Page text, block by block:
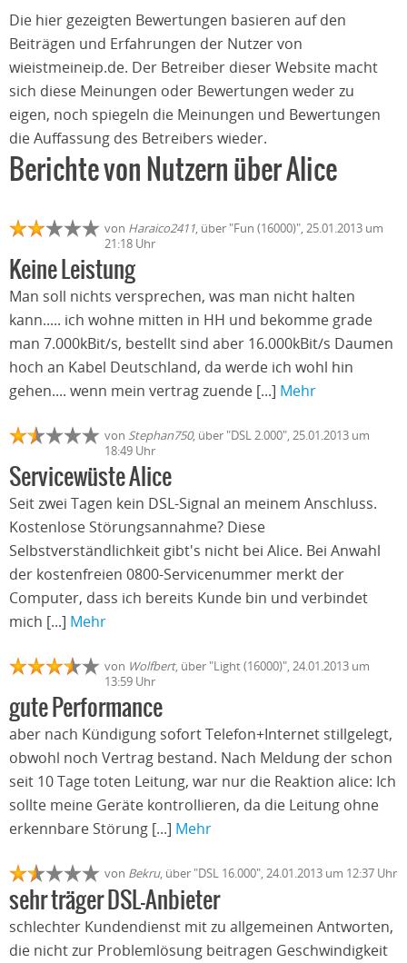
Die hier gezeigten Bewertungen basieren auf den
Beiträgen und Erfahrungen der Nutzer von
wieistmeineip.de. Der Betreiber dieser Website macht
sich diese Meinungen oder Bewertungen weder zu
eigen, noch spiegeln die Meinungen und Bewertungen
die Auffassung des Betreibers wieder.
Berichte von Nutzern über Alice
von Haraico2411, über "Fun (16000)", 25.01.2013 um
21:18 Uhr
Keine Leistung
Man soll nichts versprechen, was man nicht halten
kann..... ich wohne mitten in HH und bekomme grade
man 7.000kBit/s, bestellt sind aber 16.000kBit/s Daumen
hoch an Kabel Deutschland, da werde ich wohl hin
gehen.... wenn mein vertrag zuende [...] Mehr
von Stephan750, über "DSL 2.000", 25.01.2013 um
18:49 Uhr
Servicewüste Alice
Seit zwei Tagen kein DSL-Signal an meinem Anschluss.
Kostenlose Störungsannahme? Diese
Selbstverständlichkeit gibt's nicht bei Alice. Bei Anwahl
der kostenfreien 0800-Servicenummer merkt der
Computer, dass ich bereits Kunde bin und verbindet
mich [...] Mehr
von Wolfbert, über "Light (16000)", 24.01.2013 um
13:59 Uhr
gute Performance
aber nach Kündigung sofort Telefon+Internet stillgelegt,
obwohl noch Vertrag bestand. Nach Meldung der schon
seit 10 Tage toten Leitung, war nur die Reaktion alice: Ich
sollte meine Geräte kontrollieren, da die Leitung ohne
erkennbare Störung [...] Mehr
von Bekru, über "DSL 16.000", 24.01.2013 um 12:37 Uhr
sehr träger DSL-Anbieter
schlechter Kundendienst mit zu allgemeinen Antworten,
die nicht zur Problemlösung beitragen Geschwindigkeit